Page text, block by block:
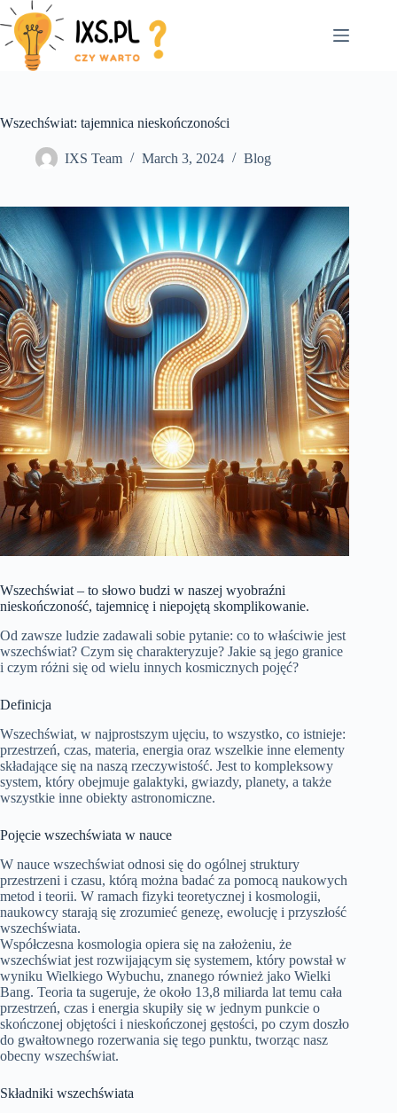
Skip
to
content
Wszechświat: tajemnica nieskończoności
IXS Team March 3, 2024 Blog
Wszechświat – to słowo budzi w naszej wyobraźni
nieskończoność, tajemnicę i niepojętą skomplikowanie.
Od zawsze ludzie zadawali sobie pytanie: co to właściwie jest
wszechświat? Czym się charakteryzuje? Jakie są jego granice
i czym różni się od wielu innych kosmicznych pojęć?
Definicja
Wszechświat, w najprostszym ujęciu, to wszystko, co istnieje:
przestrzeń, czas, materia, energia oraz wszelkie inne elementy
składające się na naszą rzeczywistość. Jest to kompleksowy
system, który obejmuje galaktyki, gwiazdy, planety, a także
wszystkie inne obiekty astronomiczne.
Pojęcie wszechświata w nauce
W nauce wszechświat odnosi się do ogólnej struktury
przestrzeni i czasu, którą można badać za pomocą naukowych
metod i teorii. W ramach fizyki teoretycznej i kosmologii,
naukowcy starają się zrozumieć genezę, ewolucję i przyszłość
wszechświata.
Współczesna kosmologia opiera się na założeniu, że
wszechświat jest rozwijającym się systemem, który powstał w
wyniku Wielkiego Wybuchu, znanego również jako Wielki
Bang. Teoria ta sugeruje, że około 13,8 miliarda lat temu cała
przestrzeń, czas i energia skupiły się w jednym punkcie o
skończonej objętości i nieskończonej gęstości, po czym doszło
do gwałtownego rozerwania się tego punktu, tworząc nasz
obecny wszechświat.
Składniki wszechświata